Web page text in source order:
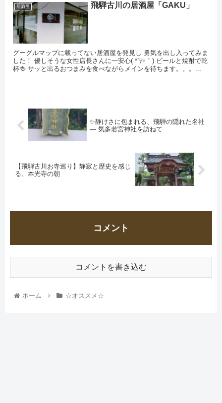
居酒屋 飛騨古川の居酒屋「GAKU」
グーグルマップに載ってない居酒屋を発見し 勇気を出し入ってみま
した！ 優しそうな女性店長さんに一安心( *´艸｀) ビールと焼酎で乾
杯🍻 サッと出るおつまみを食べながらメインを待ちます。。。...
✨静けさに包まれる、飛騨の隠れた名社
― 気多若宮神社を訪ねて
【飛騨古川お寺巡り】静寂と歴史を感じ
る、本光寺の朝
コメント
コメントを書き込む
ホーム ☆オススメ☆